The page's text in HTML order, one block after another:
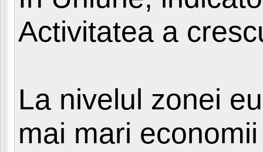
Activitatea a
La nivelul zonei
mai mari